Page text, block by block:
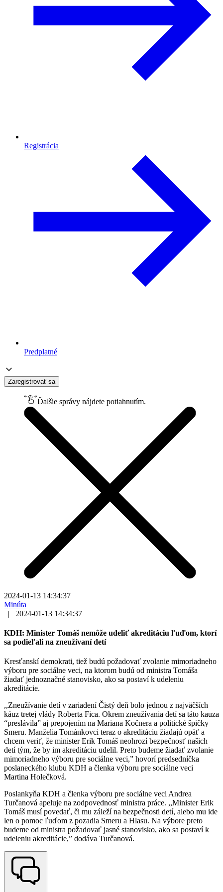
Registrácia
Predplatné
Zaregistrovať sa
Ďalšie správy nájdete potiahnutím.
2024-01-13 14:34:37
Minúta
|
2024-01-13 14:34:37
KDH: Minister Tomáš nemôže udeliť akreditáciu ľuďom, ktorí
sa podieľali na zneužívaní detí
Kresťanskí demokrati, tiež budú požadovať zvolanie mimoriadneho
výboru pre sociálne veci, na ktorom budú od ministra Tomáša
žiadať jednoznačné stanovisko, ako sa postaví k udeleniu
akreditácie.
,,Zneužívanie detí v zariadení Čistý deň bolo jednou z najväčších
káuz tretej vlády Roberta Fica. Okrem zneužívania detí sa táto kauza
“preslávila” aj prepojením na Mariana Kočnera a politické špičky
Smeru. Manželia Tománkovci teraz o akreditáciu žiadajú opäť a
chcem veriť, že minister Erik Tomáš neohrozí bezpečnosť našich
detí tým, že by im akreditáciu udelil. Preto budeme žiadať zvolanie
mimoriadneho výboru pre sociálne veci,” hovorí predsedníčka
poslaneckého klubu KDH a členka výboru pre sociálne veci
Martina Holečková.
Poslankyňa KDH a členka výboru pre sociálne veci Andrea
Turčanová apeluje na zodpovednosť ministra práce. ,,Minister Erik
Tomáš musí povedať, či mu záleží na bezpečnosti detí, alebo mu ide
len o pomoc ľuďom z pozadia Smeru a Hlasu. Na výbore preto
budeme od ministra požadovať jasné stanovisko, ako sa postaví k
udeleniu akreditácie,” dodáva Turčanová.